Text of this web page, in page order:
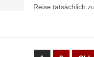
Reise tatsächlich